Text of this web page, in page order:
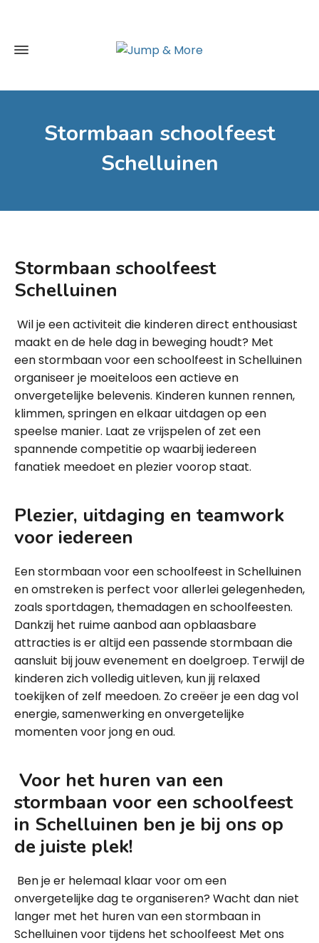
Stormbaan schoolfeest
Schelluinen
Stormbaan schoolfeest
Schelluinen
Wil je een activiteit die kinderen direct enthousiast
maakt en de hele dag in beweging houdt? Met
een stormbaan voor een schoolfeest in Schelluinen
organiseer je moeiteloos een actieve en
onvergetelijke belevenis. Kinderen kunnen rennen,
klimmen, springen en elkaar uitdagen op een
speelse manier. Laat ze vrijspelen of zet een
spannende competitie op waarbij iedereen
fanatiek meedoet en plezier voorop staat.
Plezier, uitdaging en teamwork
voor iedereen
Een stormbaan voor een schoolfeest in Schelluinen
en omstreken is perfect voor allerlei gelegenheden,
zoals sportdagen, themadagen en schoolfeesten.
Dankzij het ruime aanbod aan opblaasbare
attracties is er altijd een passende stormbaan die
aansluit bij jouw evenement en doelgroep. Terwijl de
kinderen zich volledig uitleven, kun jij relaxed
toekijken of zelf meedoen. Zo creëer je een dag vol
energie, samenwerking en onvergetelijke
momenten voor jong en oud.
Voor het huren van een
stormbaan voor een schoolfeest
in Schelluinen ben je bij ons op
de juiste plek!
Ben je er helemaal klaar voor om een
onvergetelijke dag te organiseren? Wacht dan niet
langer met het huren van een stormbaan in
Schelluinen voor tijdens het schoolfeest Met ons